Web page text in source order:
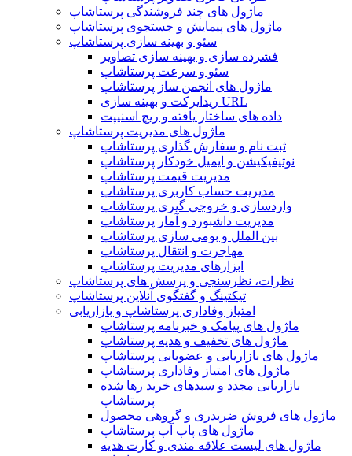
ماژول های چند فروشندگی پرستاشاپ
ماژول های پیمایش و جستجوی پرستاشاپ
سئو و بهینه سازی پرستاشاپ
فشرده سازی و بهینه سازی تصاویر
سئو و سرعت پرستاشاپ
ماژول های انجمن ساز پرستاشاپ
ریدایرکت و بهینه سازی URL
داده های ساختار یافته و ریچ اسنیپت
ماژول های مدیریت پرستاشاپ
ثبت نام و سفارش گذاری پرستاشاپ
نوتیفیکیشن و ایمیل خودکار پرستاشاپ
مدیریت قیمت پرستاشاپ
مدیریت حساب کاربری پرستاشاپ
واردسازی و خروجی گیری پرستاشاپ
مدیریت داشبورد و آمار پرستاشاپ
بین الملل و بومی سازی پرستاشاپ
مهاجرت و انتقال پرستاشاپ
ابزارهای مدیریت پرستاشاپ
نظرات، نظرسنجی و پرسش های پرستاشاپ
تیکتینگ و گفتگوی آنلاین پرستاشاپ
امتیاز وفاداری پرستاشاپ و بازاریابی
ماژول های پیامک و خبرنامه پرستاشاپ
ماژول های تخفیف و هدیه پرستاشاپ
ماژول های بازاریابی و عضویابی پرستاشاپ
ماژول های امتیاز وفاداری پرستاشاپ
بازاریابی مجدد و سبدهای خرید رها شده
پرستاشاپ
ماژول های فروش ضربدری و گروهی محصول
ماژول های پاپ آپ پرستاشاپ
ماژول های لیست علاقه مندی و کارت هدیه